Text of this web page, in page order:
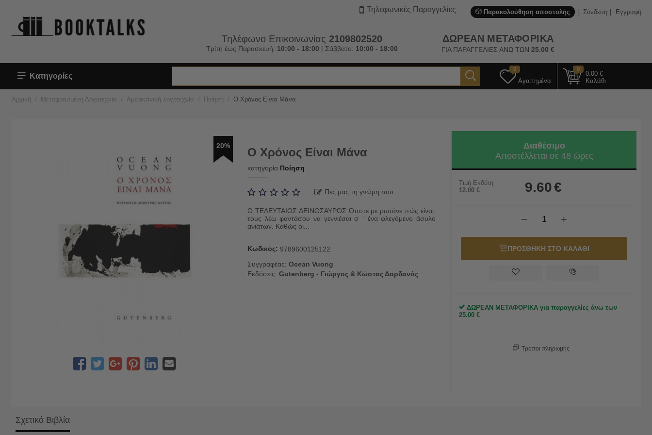
Παρακολούθηση αποστολής Σύνδεση Εγγραφή
Τηλεφωνικές Παραγγελίες
Τηλέφωνο Επικοινωνίας 2109802520
Τρίτη έως Παρασκευή: 10:00 - 18:00 | Σάββατο: 10:00 - 18:00
ΔΩΡΕΑΝ ΜΕΤΑΦΟΡΙΚΑ
ΓΙΑ ΠΑΡΑΓΓΕΛΙΕΣ ΑΝΩ ΤΩΝ25.00 €
Κατηγορίες
0
Αγαπημένα
0
0.00 €
Καλάθι
Αρχική / Μεταφρασμένη Λογοτεχνία / Αμερικανική λογοτεχνία / Ποίηση / Ο Χρόνος Είναι Μάνα
20% Ο Χρόνος Είναι Μάνα
κατηγορία Ποίηση
Πες μας τη γνώμη σου
Ο ΤΕΛΕΥΤΑΙΟΣ ΔΕΙΝΟΣΑΥΡΟΣ Όποτε με ρωτάνε πώς είναι,
τους λέω φαντάσου να γεννιέσαι σ ᾽ ένα φλεγόμενο άσυλο
ανιάτων. Καθώς οι...
Κωδικός: 9789600125122
Συγγραφέας: Ocean Vuong
Εκδόσεις: Gutenberg - Γιώργος & Κώστας Δαρδανός
Διαθέσιμο
Αποστέλλεται σε 48 ώρες
Τιμή Εκδότη
12.00 € 9.60€
+
−
ΠΡΟΣΘΗΚΗ ΣΤΟ ΚΑΛΑΘΙ
ΔΩΡΕΑΝ ΜΕΤΑΦΟΡΙΚΑ για παραγγελίες άνω των
25.00 €
Τρόποι πληρωμής
Σχετικά Βιβλία